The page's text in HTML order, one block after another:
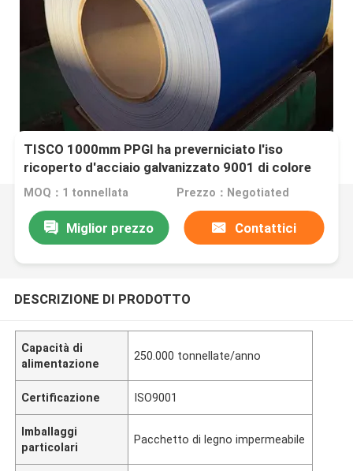
TISCO 1000mm PPGI ha preverniciato l'iso
ricoperto d'acciaio galvanizzato 9001 di colore
rosso delle bobine
MOQ：1 tonnellata Prezzo：Negotiated
Miglior prezzo Contattici
DESCRIZIONE DI PRODOTTO
Capacità di
alimentazione
250.000 tonnellate/anno
Certificazione ISO9001
Imballaggi
particolari
Pacchetto di legno impermeabile